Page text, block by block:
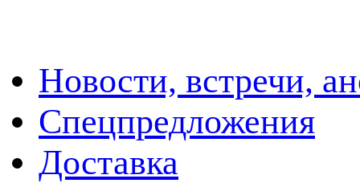
Новости, встречи,
Спецпредложения
Доставка